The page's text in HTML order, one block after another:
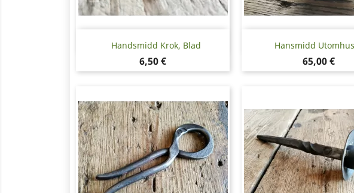
Handsmidd Krok, Blad
Pris
6,50 €
Snabbvy Hansmidd
Pris
65,00 €
Snabbvy